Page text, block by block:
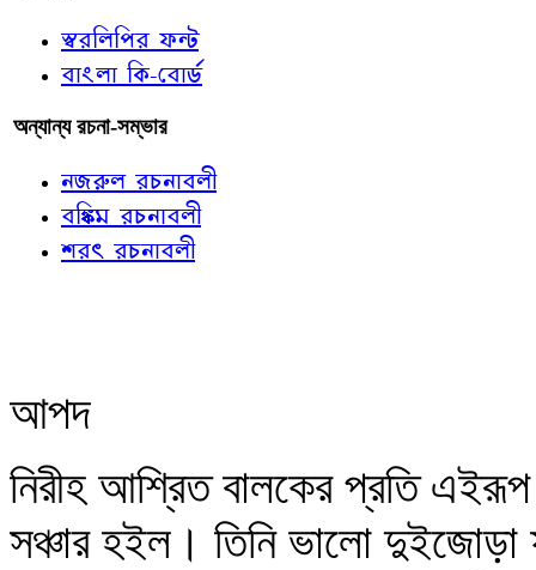
স্বরলিপির ফন্ট
বাংলা কি-বোর্ড
অন্যান্য রচনা-সম্ভার
নজরুল রচনাবলী
বঙ্কিম রচনাবলী
শরৎ রচনাবলী
আপদ
নিরীহ আশ্রিত বালকের প্রতি
সঞ্চার হইল। তিনি ভালো দুইজোড়া